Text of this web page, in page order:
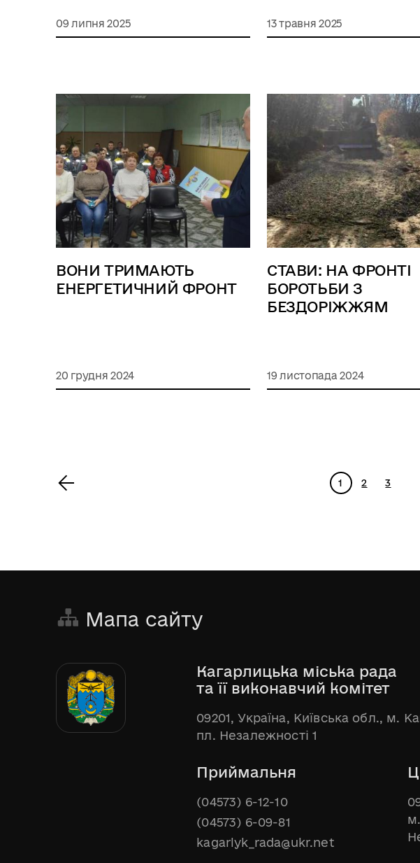
09 липня 2025 13 травня 2025
ВОНИ ТРИМАЮТЬ
ЕНЕРГЕТИЧНИЙ ФРОНТ
20 грудня 2024
СТАВИ: НА ФРОНТІ
БОРОТЬБИ З
БЕЗДОРІЖЖЯМ
19 листопада 2024
1 2 3
Мапа сайту
Кагарлицька міська рада
та її виконавчий комітет
09201, Україна, Київська обл., м.
пл. Незалежності 1
Приймальня
(04573) 6-12-10
(04573) 6-09-81
kagarlyk_rada@ukr.net